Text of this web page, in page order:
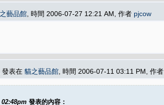
藝品館 , 時間 2006-07-27 12:21 AM, 作者 pjcow
, 發表在 貓之藝品館 , 時間 2006-07-11 03:11 PM, 作者
02:48pm 發表的內容：